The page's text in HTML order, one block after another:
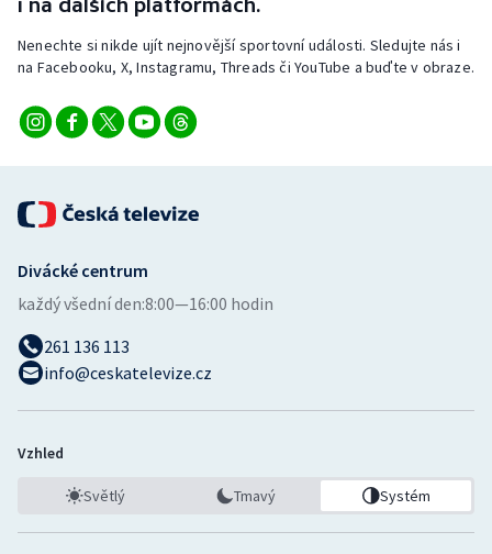
Nenechte si nikde ujít nejnovější sportovní události. Sledujte nás i
na Facebooku, X, Instagramu, Threads či YouTube a buďte v obraze.
Divácké centrum
každý všední den:8:00—16:00 hodin
261 136 113
info@ceskatelevize.cz
Vzhled
Světlý Tmavý Systém